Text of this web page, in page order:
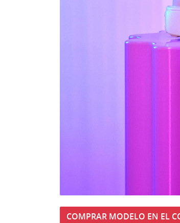
COMPRAR MODELO EN EL